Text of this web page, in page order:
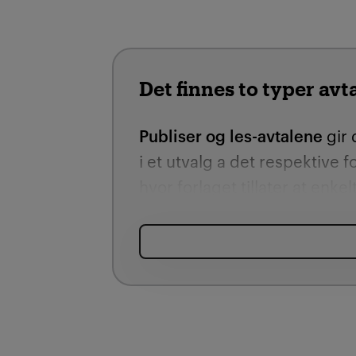
Det finnes to typer
Publiser og les-avtalene gir
i et utvalg a det respektive
åpen publisering (Open
eller gulltidsskrift. For
om støtte fra